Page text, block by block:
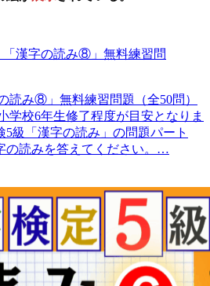
読み⑧」無料練習問題（全50問）
学校6年生修了程度が目安となりま
級「漢字の読み」の問題パート
の読みを答えてください。…